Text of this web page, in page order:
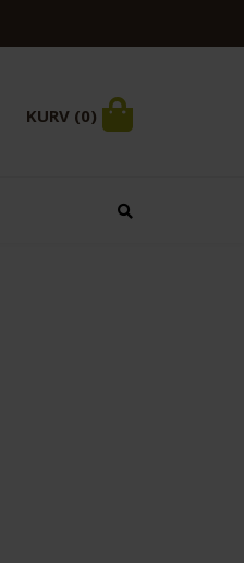
KURV (0)